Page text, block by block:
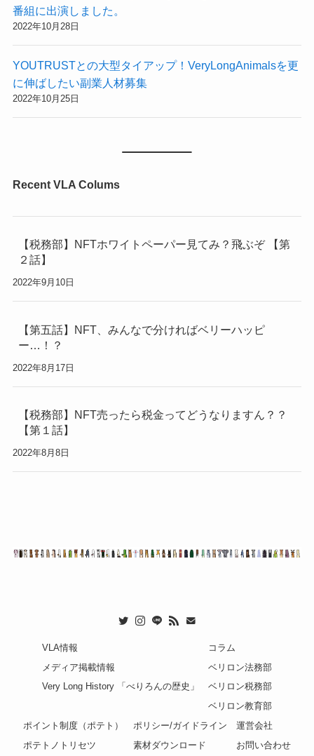
番組に出演しました。
2022年10月28日
YOUTRUSTとの大型タイアップ！VeryLongAnimalsを更
に伸ばしたい副業人材募集
2022年10月25日
Recent VLA Colums
【税務部】NFTホワイトペーパー見てみ？飛ぶぞ 【第
２話】
2022年9月10日
【第五話】NFT、みんなで分ければベリーハッピ
ー…！？
2022年8月17日
【税務部】NFT売ったら税金ってどうなりますん？？
【第１話】
2022年8月8日
VLA情報
メディア掲載情報
Very Long History 「べりろんの歴史」
コラム
ベリロン法務部
ベリロン税務部
ベリロン教育部
ポイント制度（ポテト）
ポテトノトリセツ
ポリシー/ガイドライン
素材ダウンロード
運営会社
お問い合わせ